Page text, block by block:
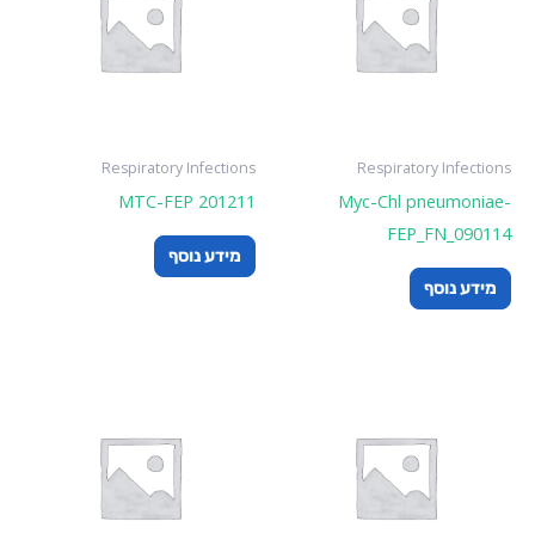
Respiratory Infections
Myc-Chl pneumoniae-
FEP_FN_090114
מידע נוסף
Respiratory Infections
MTC-FEP 201211
מידע נוסף